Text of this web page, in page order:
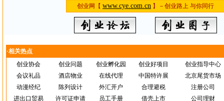
创业网【 www.cye.com.cn 】－创业路上 与你同行
·相关热点
创业协会
创业问题 创业孵化园 创业好项目
创业指导中心
会议礼品
酒店物业 在线代理 中国特许展
北京尾货市场
动漫经纪
陈列设计 外汇开户 合理避税
注册公司
进出口贸易
许可证申请 员工手册 借壳上市
公司理财